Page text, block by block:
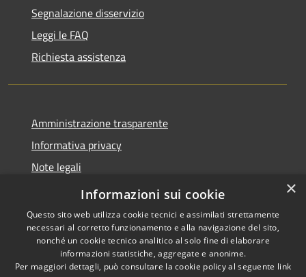
Segnalazione disservizio
Leggi le FAQ
Richiesta assistenza
Amministrazione trasparente
Informativa privacy
Note legali
Dichiarazione di accessibilità
Copyright © 2026 • Comune di
San Vito di Fagagna • Powered
×
Informazioni sui cookie
Questo sito web utilizza cookie tecnici e assimilati strettamente
necessari al corretto funzionamento e alla navigazione del sito,
nonché un cookie tecnico analitico al solo fine di elaborare
informazioni statistiche, aggregate e anonime.
Per maggiori dettagli, può consultare la cookie policy al seguente link